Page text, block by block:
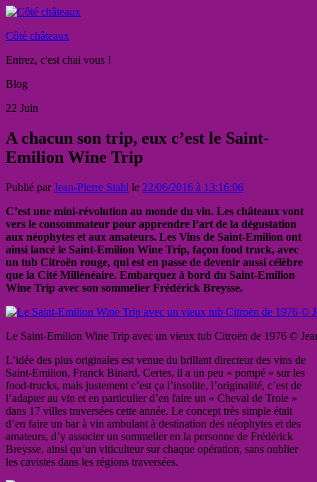
Côté châteaux
Entrez, c'est chai vous !
Blog
22 Juin
A chacun son trip, eux c’est le Saint-
Emilion Wine Trip
Publié parJean-Pierre Stahl le 22/06/2016 à 13:16:06
C’est une mini-révolution au monde du vin. Les châteaux vont
vers le consommateur pour apprendre l’art de la dégustation
aux néophytes et aux amateurs. Les Vins de Saint-Emilion ont
ainsi lancé le Saint-Emilion Wine Trip, façon food truck, avec
un tub Citroën rouge, qui est en passe de devenir aussi célèbre
que la Cité Millénéaire. Embarquez à bord du Saint-Emilion
Wine Trip avec son sommelier Frédérick Breysse.
Le Saint-Emilion Wine Trip avec un vieux tub Citroën de 1976 ©
L’idée des plus originales est venue du brillant directeur des vins de
Saint-Emilion, Franck Binard. Certes, il a un peu « pompé » sur les
food-trucks, mais justement c’est ça l’insolite, l’originalité, c’est de
l’adapter au vin et en particulier d’en faire un « Cheval de Troie »
dans 17 villes traversées cette année. Le concept très simple était
d’en faire un bar à vin ambulant à destination des néophytes et des
amateurs, d’y associer un sommelier en la personne de Frédérick
Breysse, ainsi qu’un viticulteur sur chaque opération, sans oublier
les cavistes dans les régions traversées.